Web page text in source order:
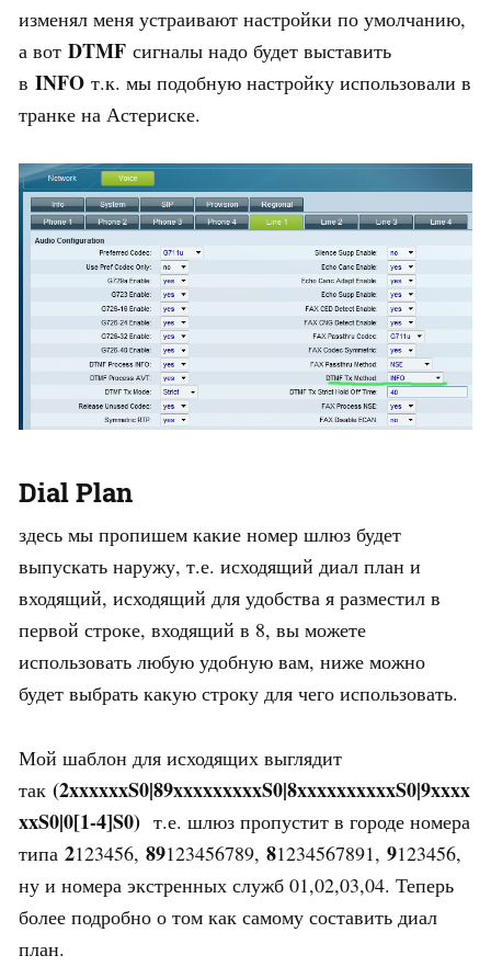
изменял меня устраивают настройки по умолчанию,
а вот DTMF сигналы надо будет выставить
в INFO т.к. мы подобную настройку использовали в
транке на Астериске.
Dial Plan
здесь мы пропишем какие номер шлюз будет
выпускать наружу, т.е. исходящий диал план и
входящий, исходящий для удобства я разместил в
первой строке, входящий в 8, вы можете
использовать любую удобную вам, ниже можно
будет выбрать какую строку для чего использовать.
Мой шаблон для исходящих выглядит
так (2xxxxxxS0|89xxxxxxxxxS0|8xxxxxxxxxxS0|9xxxx
xxS0|0[1-4]S0) т.е. шлюз пропустит в городе номера
типа 2123456, 89123456789, 81234567891, 9123456,
ну и номера экстренных служб 01,02,03,04. Теперь
более подробно о том как самому составить диал
план.